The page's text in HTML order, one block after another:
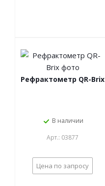
Рефрактометр QR-Brix
В наличии
Арт.: 03877
Цена по запросу